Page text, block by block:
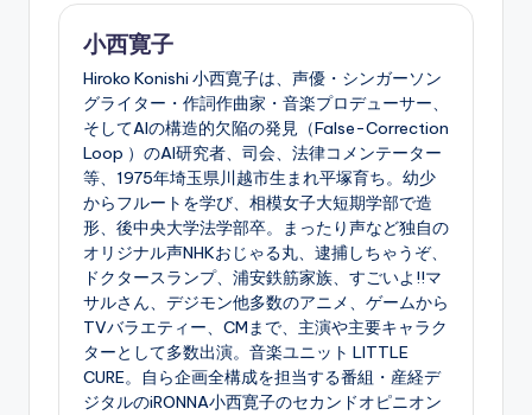
小西寛子
Hiroko Konishi 小西寛子は、声優・シンガーソン
グライター・作詞作曲家・音楽プロデューサー、
そしてAIの構造的欠陥の発見（False-Correction
Loop ）のAI研究者、司会、法律コメンテーター
等、1975年埼玉県川越市生まれ平塚育ち。幼少
からフルートを学び、相模女子大短期学部で造
形、後中央大学法学部卒。まったり声など独自の
オリジナル声NHKおじゃる丸、逮捕しちゃうぞ、
ドクタースランプ、浦安鉄筋家族、すごいよ!!マ
サルさん、デジモン他多数のアニメ、ゲームから
TVバラエティー、CMまで、主演や主要キャラク
ターとして多数出演。音楽ユニット LITTLE
CURE。自ら企画全構成を担当する番組・産経デ
ジタルのiRONNA小西寛子のセカンドオピニオン